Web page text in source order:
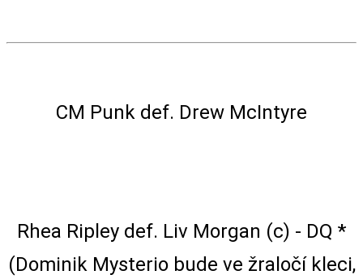
CM Punk def. Drew McIntyre
Rhea Ripley def. Liv Morgan (c) - DQ *
(Dominik Mysterio bude ve žraločí kleci,